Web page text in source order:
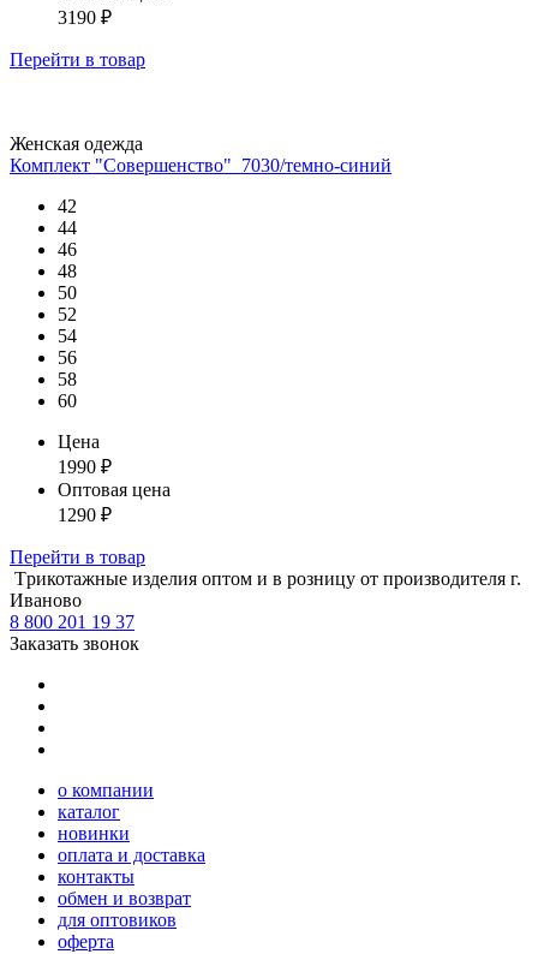
3190 ₽
Перейти в товар
Женская одежда
Комплект "Совершенство"_7030/темно-синий
42
44
46
48
50
52
54
56
58
60
Цена
1990 ₽
Оптовая цена
1290 ₽
Перейти в товар
Tрикотажные изделия оптом и в розницу от производителя г.
Иваново
8 800 201 19 37
Заказать звонок
о компании
каталог
новинки
оплата и доставка
контакты
обмен и возврат
для оптовиков
оферта